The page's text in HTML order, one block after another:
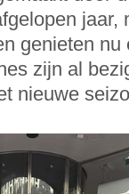
jaar,
genieten nu
zijn al
nieuwe